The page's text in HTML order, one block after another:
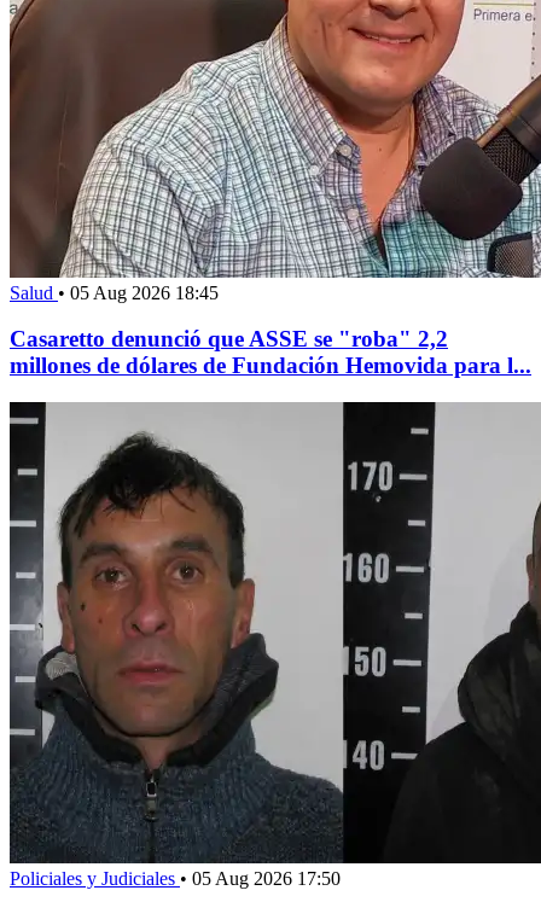
Salud • 05 Aug 2026 18:45
Casaretto denunció que ASSE se "roba" 2,2
millones de dólares de Fundación Hemovida para l...
Policiales y Judiciales • 05 Aug 2026 17:50